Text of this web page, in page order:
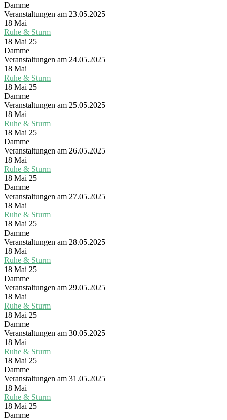
Damme
Veranstaltungen am 23.05.2025
18 Mai
Ruhe & Sturm
18 Mai 25
Damme
Veranstaltungen am 24.05.2025
18 Mai
Ruhe & Sturm
18 Mai 25
Damme
Veranstaltungen am 25.05.2025
18 Mai
Ruhe & Sturm
18 Mai 25
Damme
Veranstaltungen am 26.05.2025
18 Mai
Ruhe & Sturm
18 Mai 25
Damme
Veranstaltungen am 27.05.2025
18 Mai
Ruhe & Sturm
18 Mai 25
Damme
Veranstaltungen am 28.05.2025
18 Mai
Ruhe & Sturm
18 Mai 25
Damme
Veranstaltungen am 29.05.2025
18 Mai
Ruhe & Sturm
18 Mai 25
Damme
Veranstaltungen am 30.05.2025
18 Mai
Ruhe & Sturm
18 Mai 25
Damme
Veranstaltungen am 31.05.2025
18 Mai
Ruhe & Sturm
18 Mai 25
Damme